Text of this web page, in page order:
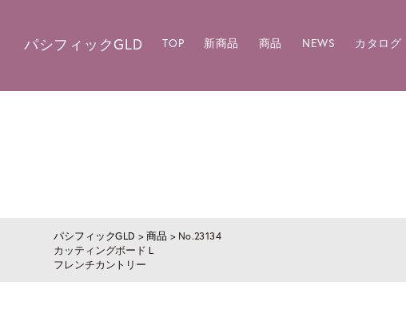
パシフィックGLD TOP 新商品 商品 NEWS カタログ
パシフィックGLD >商品 > No.23134
カッティングボードＬ
フレンチカントリー